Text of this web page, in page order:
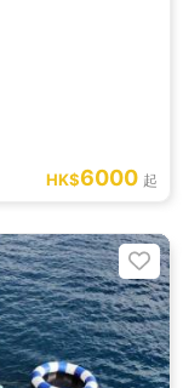
HK$6000 起